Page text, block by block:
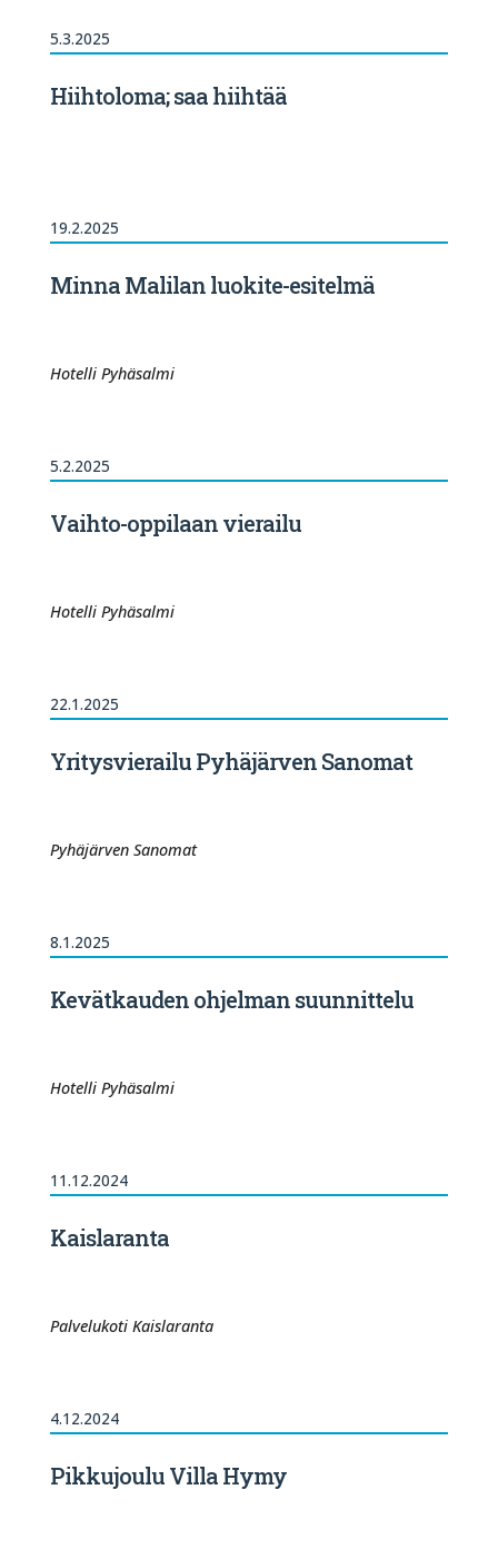
5.3.2025
Hiihtoloma; saa hiihtää
19.2.2025
Minna Malilan luokite-esitelmä
Hotelli Pyhäsalmi
5.2.2025
Vaihto-oppilaan vierailu
Hotelli Pyhäsalmi
22.1.2025
Yritysvierailu Pyhäjärven Sanomat
Pyhäjärven Sanomat
8.1.2025
Kevätkauden ohjelman suunnittelu
Hotelli Pyhäsalmi
11.12.2024
Kaislaranta
Palvelukoti Kaislaranta
4.12.2024
Pikkujoulu Villa Hymy